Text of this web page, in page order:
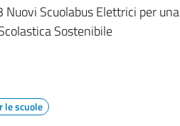
Nuovi Scuolabus Elettrici per una
Sostenibile
le scuole